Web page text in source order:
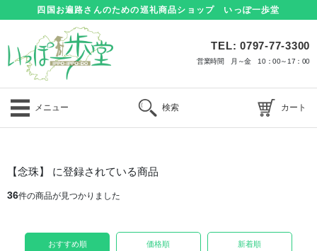
四国お遍路さんのための巡礼商品ショップ いっぽ一歩堂
TEL: 0797-77-3300
営業時間 月～金 10：00～17：00
メニュー 検索 カート
【念珠】 に登録されている商品
36件の商品が見つかりました
おすすめ順 価格順 新着順